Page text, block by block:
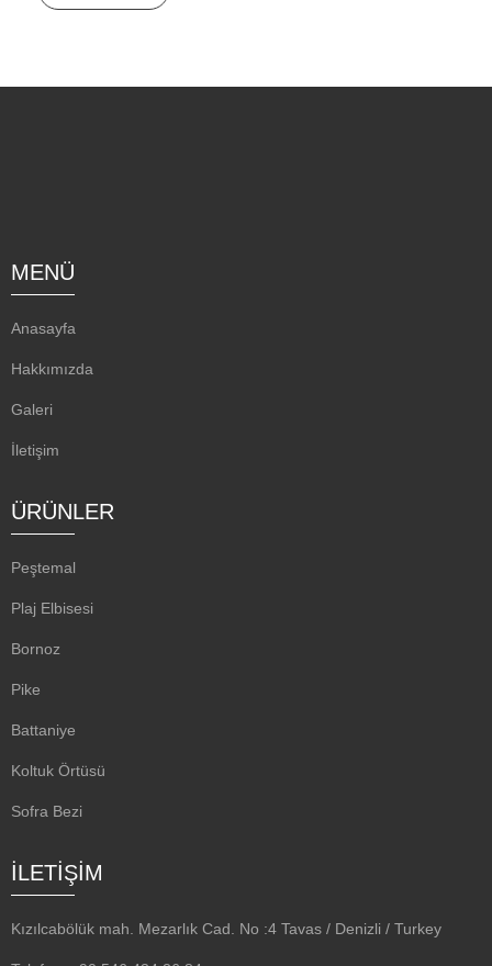
MENÜ
Anasayfa
Hakkımızda
Galeri
İletişim
ÜRÜNLER
Peştemal
Plaj Elbisesi
Bornoz
Pike
Battaniye
Koltuk Örtüsü
Sofra Bezi
İLETİŞİM
Kızılcabölük mah. Mezarlık Cad. No :4 Tavas / Denizli / Turkey